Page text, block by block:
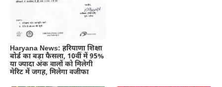
Haryana News: हरियाणा शिक्षा
बोर्ड का बड़ा फैसला, 10वीं में 95%
या ज्यादा अंक वालों को मिलेगी
मेरिट में जगह, मिलेगा वजीफा